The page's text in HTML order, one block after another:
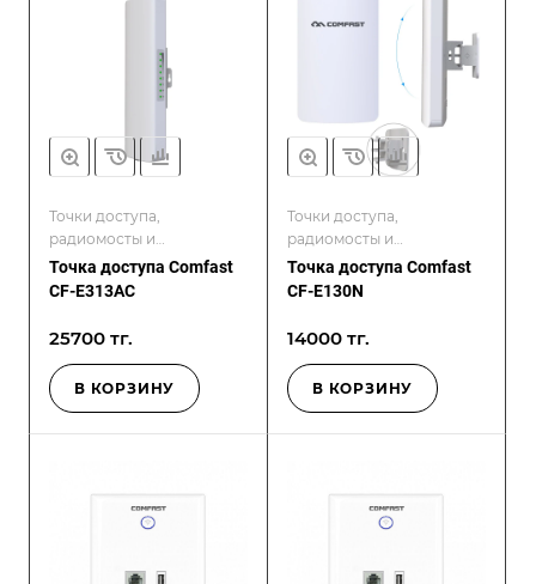
Точки доступа,
радиомосты и
контроллеры
Точка доступа Comfast
CF-E313AC
25700 тг.
В КОРЗИНУ
Точки доступа,
радиомосты и
контроллеры
Точка доступа Comfast
CF-E130N
14000 тг.
В КОРЗИНУ